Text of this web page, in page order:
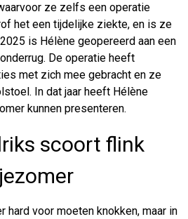
ze zelfs een operatie
het een tijdelijke ziekte, en is ze
is Hélène geopereerd aan een
De operatie heeft
met zich mee gebracht en ze
In dat jaar heeft Hélène
kunnen presenteren.
scoort flink
hard voor moeten knokken, maar in